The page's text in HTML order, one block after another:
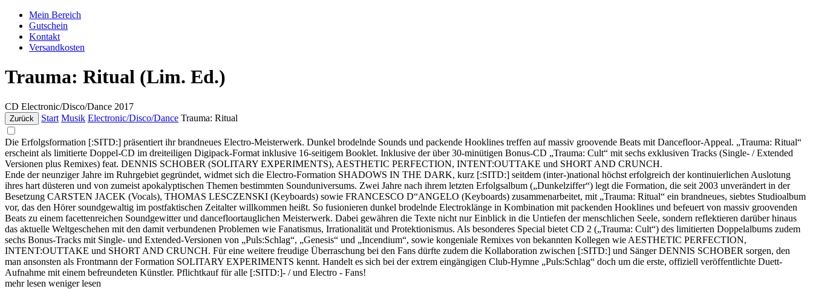
Mein Bereich
Gutschein
Kontakt
Versandkosten
Trauma: Ritual (Lim. Ed.)
CD Electronic/Disco/Dance 2017
Zurück Start Musik Electronic/Disco/Dance Trauma: Ritual
Die Erfolgsformation [:SITD:] präsentiert ihr brandneues Electro-Meisterwerk. Dunkel brodelnde Sounds und packende Hooklines treffen auf massiv groovende Beats mit Dancefloor-Appeal. „Trauma: Ritual“
erscheint als limitierte Doppel-CD im dreiteiligen Digipack-Format inklusive 16-seitigem Booklet. Inklusive der über 30-minütigen Bonus-CD „Trauma: Cult“ mit sechs exklusiven Tracks (Single- / Extended
Versionen plus Remixes) feat. DENNIS SCHOBER (SOLITARY EXPERIMENTS), AESTHETIC PERFECTION, INTENT:OUTTAKE und SHORT AND CRUNCH.
Ende der neunziger Jahre im Ruhrgebiet gegründet, widmet sich die Electro-Formation SHADOWS IN THE DARK, kurz [:SITD:] seitdem (inter-)national höchst erfolgreich der kontinuierlichen Auslotung
ihres hart düsteren und von zumeist apokalyptischen Themen bestimmten Sounduniversums. Zwei Jahre nach ihrem letzten Erfolgsalbum („Dunkelziffer“) legt die Formation, die seit 2003 unverändert in der
Besetzung CARSTEN JACEK (Vocals), THOMAS LESCZENSKI (Keyboards) sowie FRANCESCO D“ANGELO (Keyboards) zusammenarbeitet, mit „Trauma: Ritual“ ein brandneues, siebtes Studioalbum
vor, das den Hörer soundgewaltig im postfaktischen Zeitalter willkommen heißt. So fusionieren dunkel brodelnde Electroklänge in Kombination mit packenden Hooklines und befeuert von massiv groovenden
Beats zu einem facettenreichen Soundgewitter und dancefloortauglichen Meisterwerk. Dabei gewähren die Texte nicht nur Einblick in die Untiefen der menschlichen Seele, sondern reflektieren darüber hinaus
das aktuelle Weltgeschehen mit den damit verbundenen Problemen wie Fanatismus, Irrationalität und Protektionismus. Als besonderes Special bietet CD 2 („Trauma: Cult“) des limitierten Doppelalbums zudem
sechs Bonus-Tracks mit Single- und Extended-Versionen von „Puls:Schlag“, „Genesis“ und „Incendium“, sowie kongeniale Remixes von bekannten Kollegen wie AESTHETIC PERFECTION,
INTENT:OUTTAKE und SHORT AND CRUNCH. Für eine weitere freudige Überraschung bei den Fans dürfte zudem die Kollaboration zwischen [:SITD:] und Sänger DENNIS SCHOBER sorgen, den
man ansonsten als Frontmann der Formation SOLITARY EXPERIMENTS kennt. Handelt es sich bei der extrem eingängigen Club-Hymne „Puls:Schlag“ doch um die erste, offiziell veröffentlichte Duett-
Aufnahme mit einem befreundeten Künstler. Pflichtkauf für alle [:SITD:]- / und Electro - Fans!
mehr lesen weniger lesen